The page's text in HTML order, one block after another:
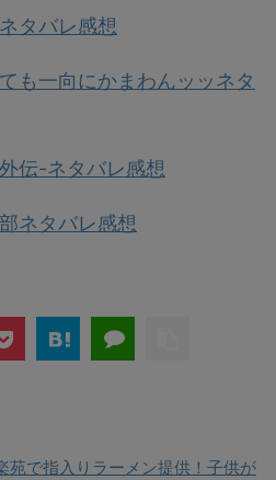
タバレ感想
も一向にかまわんッッネタ
伝-ネタバレ感想
ネタバレ感想
苑で指入りラーメン提供！子供が